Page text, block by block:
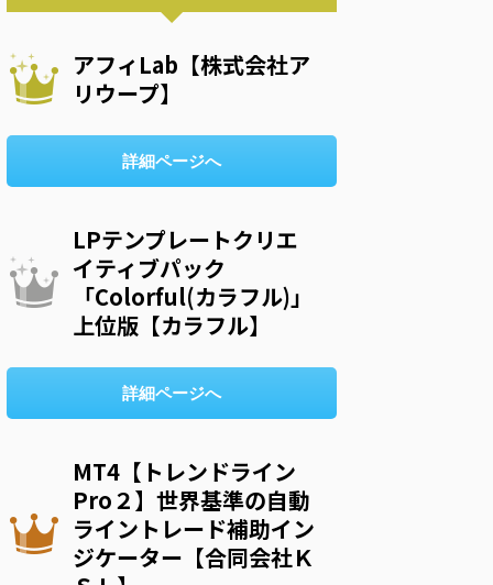
アフィLab【株式会社ア
リウープ】
詳細ページへ
LPテンプレートクリエ
イティブパック
「Colorful(カラフル)」
上位版【カラフル】
詳細ページへ
MT4【トレンドライン
Pro２】世界基準の自動
ライントレード補助イン
ジケーター【合同会社Ｋ